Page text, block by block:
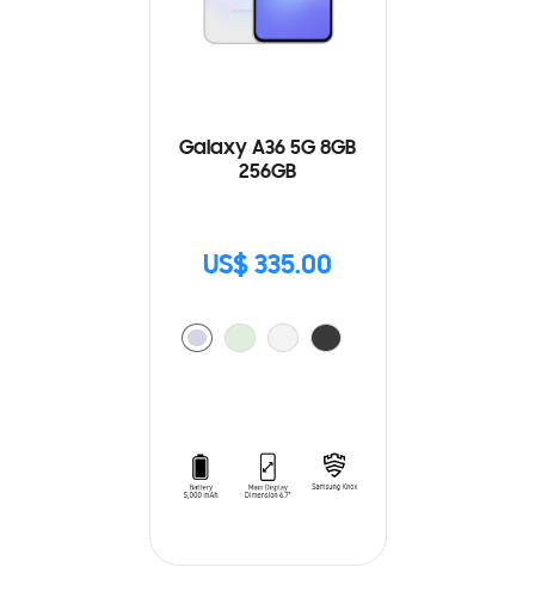
Galaxy A36 5G 8GB
256GB
US$ 335.00